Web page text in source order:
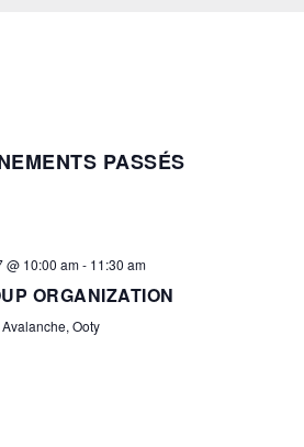
PASSÉS
@ 10:00 am- 11:30 am
ORGANIZATION
Avalanche, Ooty